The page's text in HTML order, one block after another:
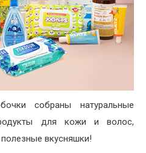
собраны натуральные
для кожи и волос,
вкусняшки!